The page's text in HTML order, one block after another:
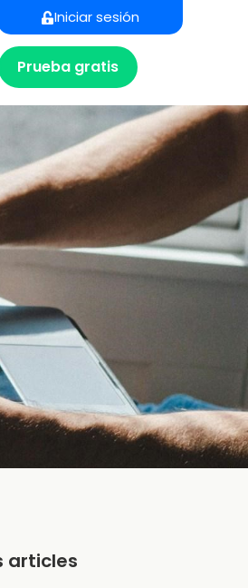
Iniciar sesión
Prueba gratis
articles